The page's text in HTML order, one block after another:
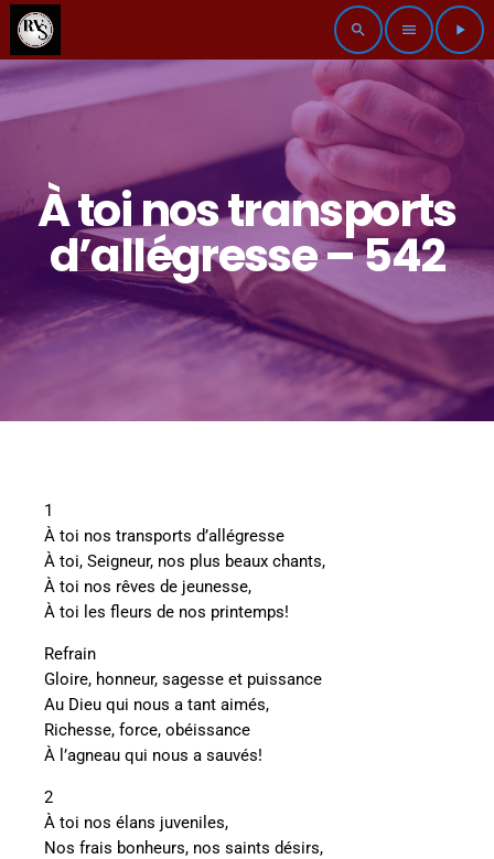
search menu play_arrow
À toi nos transports
d’allégresse – 542
1
À toi nos transports d’allégresse
À toi, Seigneur, nos plus beaux chants,
À toi nos rêves de jeunesse,
À toi les fleurs de nos printemps!
Refrain
Gloire, honneur, sagesse et puissance
Au Dieu qui nous a tant aimés,
Richesse, force, obéissance
À l’agneau qui nous a sauvés!
2
À toi nos élans juveniles,
Nos frais bonheurs, nos saints désirs,